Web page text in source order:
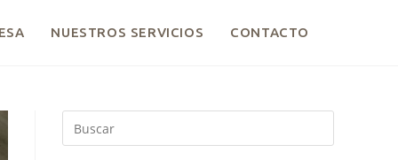
NUESTROS SERVICIOS CONTACTO